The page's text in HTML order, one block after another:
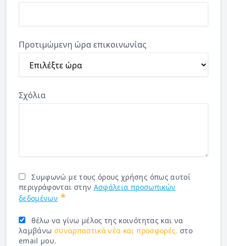
Προτιμώμενη ώρα επικοινωνίας
Σχόλια
Συμφωνώ με τους όρους χρήσης όπως αυτοί
περιγράφονται στην Ασφάλεια προσωπικών
δεδομένων *
θέλω να γίνω μέλος της κοινότητας και να
λαμβάνω συναρπαστικά νέα και προσφορές. στο
email μου.